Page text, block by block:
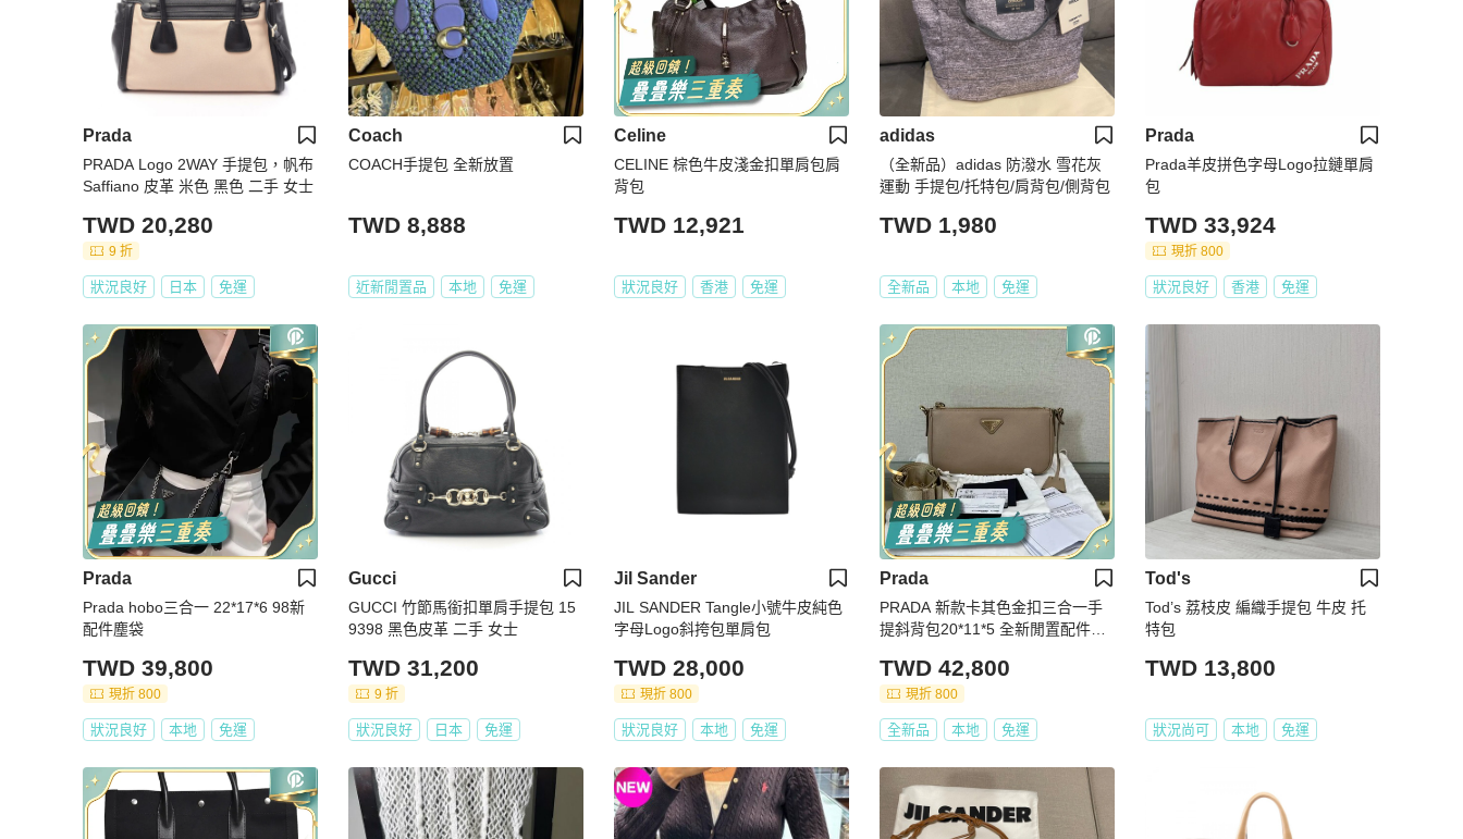
Prada
PRADA Logo 2WAY 手提包，帆布
Saffiano 皮革 米色 黑色 二手 女士
TWD 20,280
9 折
狀況良好 日本 免運
Coach
COACH手提包 全新放置
TWD 8,888
近新閒置品 本地 免運
Celine
CELINE 棕色牛皮淺金扣單肩包肩
背包
TWD 12,921
狀況良好 香港 免運
adidas
（全新品）adidas 防潑水 雪花灰
運動 手提包/托特包/肩背包/側背包
TWD 1,980
全新品 本地 免運
Prada
Prada羊皮拼色字母Logo拉鏈單肩
包
TWD 33,924
現折 800
狀況良好 香港 免運
Prada
Prada hobo三合一 22*17*6 98新
配件塵袋
TWD 39,800
現折 800
狀況良好 本地 免運
Gucci
GUCCI 竹節馬銜扣單肩手提包 15
9398 黑色皮革 二手 女士
TWD 31,200
9 折
狀況良好 日本 免運
Jil Sander
JIL SANDER Tangle小號牛皮純色
字母Logo斜挎包單肩包
TWD 28,000
現折 800
狀況良好 本地 免運
Prada
PRADA 新款卡其色金扣三合一手
提斜背包20*11*5 全新閒置配件塵
TWD 42,800
現折 800
全新品 本地 免運
Tod's
Tod’s 荔枝皮 編織手提包 牛皮 托
特包
TWD 13,800
狀況尚可 本地 免運